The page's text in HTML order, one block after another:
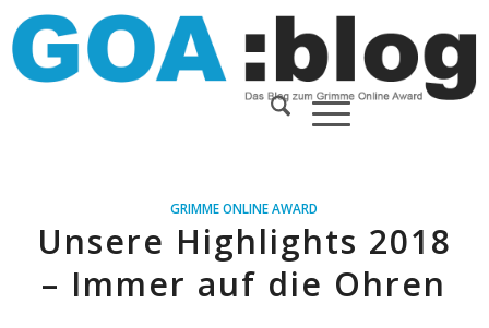
GRIMME ONLINE AWARD
Unsere Highlights 2018
– Immer auf die Ohren